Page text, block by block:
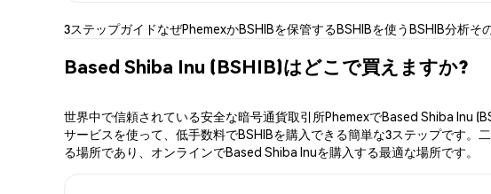
3ステップガイドなぜPhemexかBSHIBを保管するBSHIBを使うBSHIB分析そ
Based Shiba Inu (BSHIB)はどこで買えますか?
世界中で信頼されている安全な暗号通貨取引所PhemexでBased Shiba Inu
サービスを使って、低手数料でBSHIBを購入できる簡単な3ステップです。
る場所であり、オンラインでBased Shiba Inuを購入する最適な場所です。